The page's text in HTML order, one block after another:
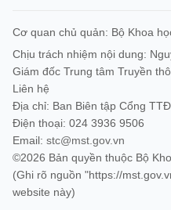
Cơ quan chủ quản: Bộ Khoa
Chịu trách nhiệm nội dung:
Giám đốc Trung tâm Truyền
Liên hệ
Địa chỉ: Ban Biên tập Cổng
Điện thoại: 024 3936 9506
Email: stc@mst.gov.vn
©2026 Bản quyền thuộc Bộ
(Ghi rõ nguồn "https://
website này)